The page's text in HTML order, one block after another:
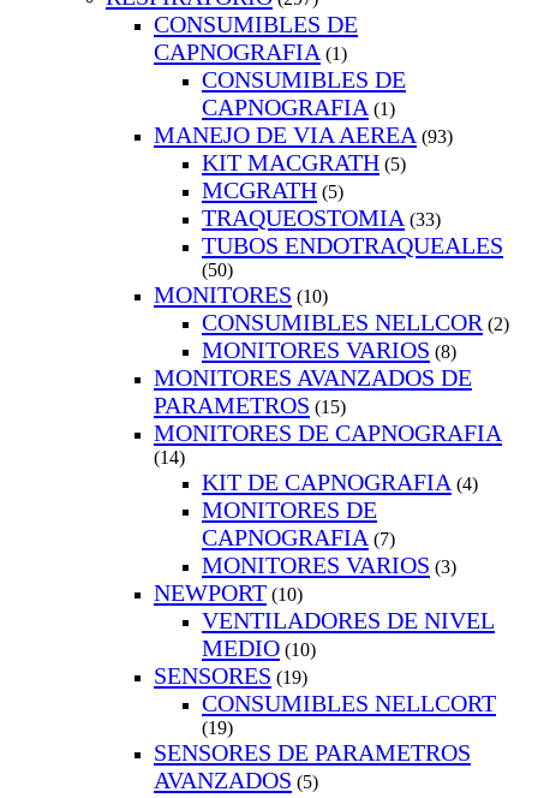
CONSUMIBLES DE
CAPNOGRAFIA (1)
CONSUMIBLES DE
CAPNOGRAFIA (1)
MANEJO DE VIA AEREA (93)
KIT MACGRATH (5)
MCGRATH (5)
TRAQUEOSTOMIA (33)
TUBOS ENDOTRAQUEALES
(50)
MONITORES (10)
CONSUMIBLES NELLCOR (2)
MONITORES VARIOS (8)
MONITORES AVANZADOS DE
PARAMETROS (15)
MONITORES DE CAPNOGRAFIA
(14)
KIT DE CAPNOGRAFIA (4)
MONITORES DE
CAPNOGRAFIA (7)
MONITORES VARIOS (3)
NEWPORT (10)
VENTILADORES DE NIVEL
MEDIO (10)
SENSORES (19)
CONSUMIBLES NELLCORT
(19)
SENSORES DE PARAMETROS
AVANZADOS (5)